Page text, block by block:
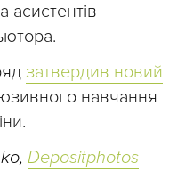
асистентів
затвердив новий
навчання
Depositphotos